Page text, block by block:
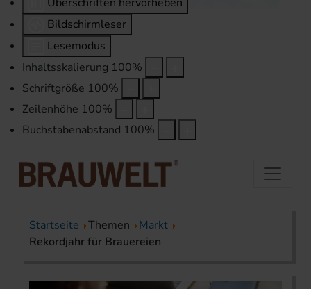
Bildschirmleser
Lesemodus
Inhaltsskalierung 100%
Schriftgröße 100%
Zeilenhöhe 100%
Buchstabenabstand 100%
Startseite Themen
Markt
Rekordjahr für Brauereien